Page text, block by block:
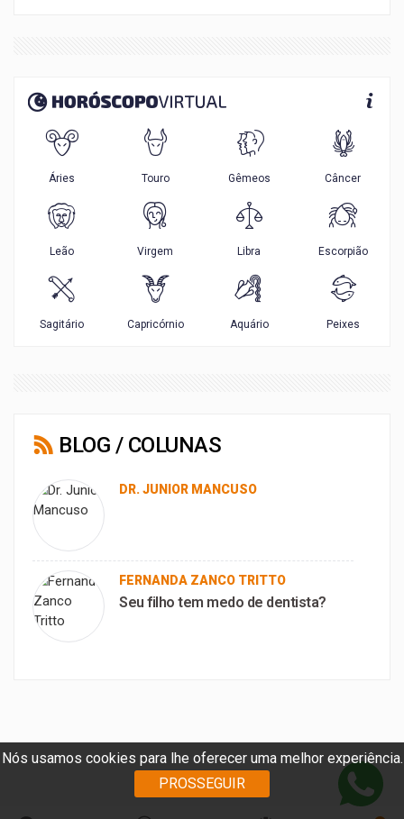
Nós usamos cookies para lhe oferecer uma melhor experiência.
PROSSEGUIR
BLOG / COLUNAS
DR. JUNIOR MANCUSO
FERNANDA ZANCO TRITTO
Seu filho tem medo de dentista?